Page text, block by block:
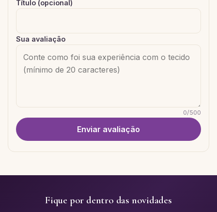
Título (opcional)
Sua avaliação
0/500
Enviar avaliação
Fique por dentro das novidades